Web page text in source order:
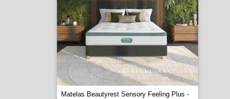
Matelas Beautyrest Sensory Feeling Plus -